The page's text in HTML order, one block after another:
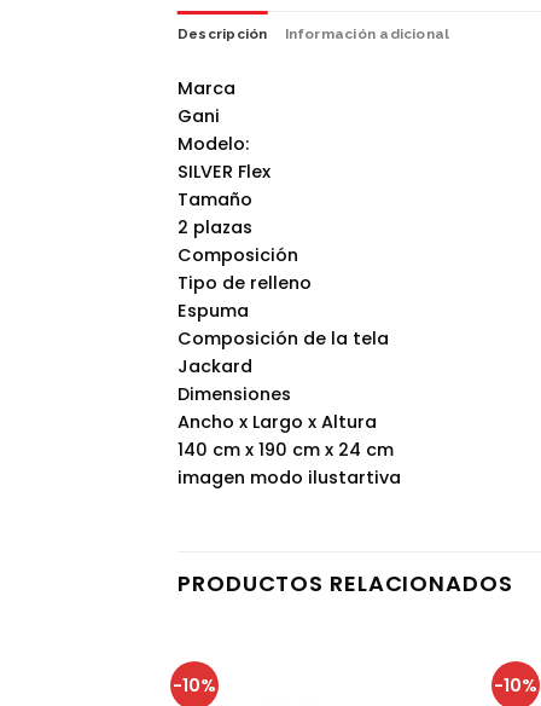
Descripción Información adicional
Marca
Gani
Modelo:
SILVER Flex
Tamaño
2 plazas
Composición
Tipo de relleno
Espuma
Composición de la tela
Jackard
Dimensiones
Ancho x Largo x Altura
140 cm x 190 cm x 24 cm
imagen modo ilustartiva
PRODUCTOS RELACIONADOS
-10% -10%